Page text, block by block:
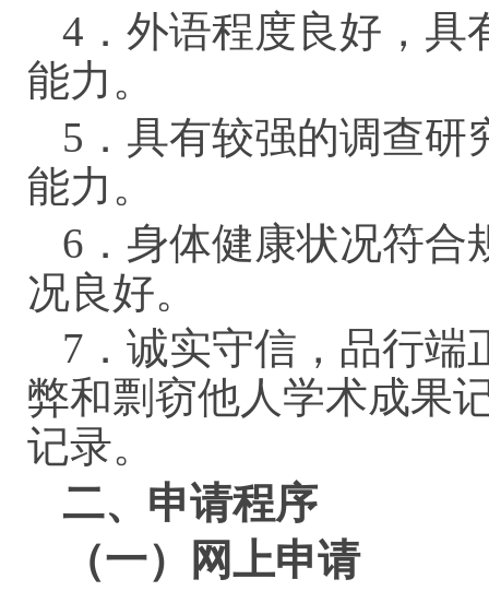
4．外语程度良好，具
能力。
5．具有较强的调查研
能力。
6．身体健康状况符合
况良好。
7．诚实守信，品行端
弊和剽窃他人学术成果
记录。
二、申请程序
（一）网上申请